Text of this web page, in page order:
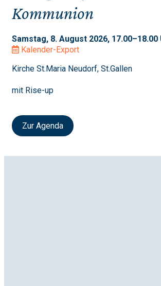
Kommunion
Samstag, 8. August 2026, 17.00–18.00
Kalender-Export
Kirche St.Maria Neudorf, St.Gallen
mit Rise-up
Zur Agenda